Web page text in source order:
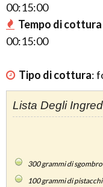
00:15:00
Tempo di cottura
00:15:00
Tipo di cottura:
Lista Degli
300grammi di sgombro
100grammi di pistacchi